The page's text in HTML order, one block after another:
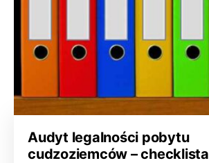
Audyt legalności pobytu
cudzoziemców – checklista